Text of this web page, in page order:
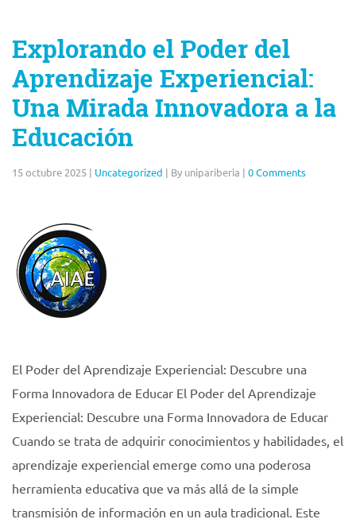
Explorando el Poder del
Aprendizaje Experiencial:
Una Mirada Innovadora a la
Educación
15 octubre 2025 | Uncategorized | By unipariberia | 0 Comments
El Poder del Aprendizaje Experiencial: Descubre una
Forma Innovadora de Educar El Poder del Aprendizaje
Experiencial: Descubre una Forma Innovadora de Educar
Cuando se trata de adquirir conocimientos y habilidades, el
aprendizaje experiencial emerge como una poderosa
herramienta educativa que va más allá de la simple
transmisión de información en un aula tradicional. Este